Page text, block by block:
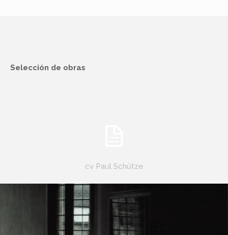
Selección de obras
cv Paul Schütze